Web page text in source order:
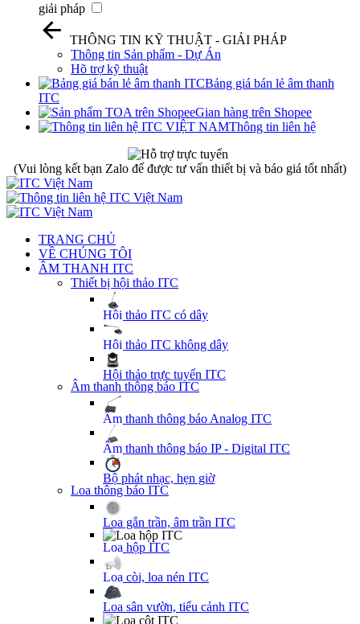
giải pháp
THÔNG TIN KỸ THUẬT - GIẢI PHÁP
Thông tin Sản phẩm - Dự Án
Hõ trợ kỹ thuật
Bảng giá bán lẻ âm thanh
ITC
Gian hàng trên Shopee
Thông tin liên hệ
(Vui lòng kết bạn Zalo để được tư vấn thiết bị và báo giá tốt nhất)
TRANG CHỦ
VỀ CHÚNG TÔI
ÂM THANH ITC
Thiết bị hội thảo ITC
Hội thảo ITC có dây
Hội thảo ITC không dây
Hội thảo trực tuyến ITC
Âm thanh thông báo ITC
Âm thanh thông báo Analog ITC
Âm thanh thông báo IP - Digital ITC
Bộ phát nhạc, hẹn giờ
Loa thông báo ITC
Loa gắn trần, âm trần ITC
Loa hộp ITC
Loa còi, loa nén ITC
Loa sân vườn, tiểu cảnh ITC